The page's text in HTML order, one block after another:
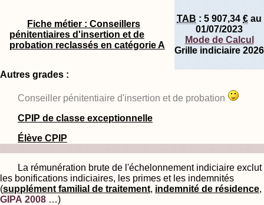
Fiche métier : Conseillers
pénitentiaires d'insertion et de
probation reclassés en catégorie A
TAB : 5 907,34 € au
01/07/2023
Mode de Calcul
Grille indiciaire 2026
Autres grades :
Conseiller pénitentiaire d'insertion et de probation
CPIP de classe exceptionnelle
Élève CPIP
La rémunération brute de l'échelonnement indiciaire exclut
les bonifications indiciaires, les primes et les indemnités
(supplément familial de traitement, indemnité de résidence,
GIPA 2008 …)